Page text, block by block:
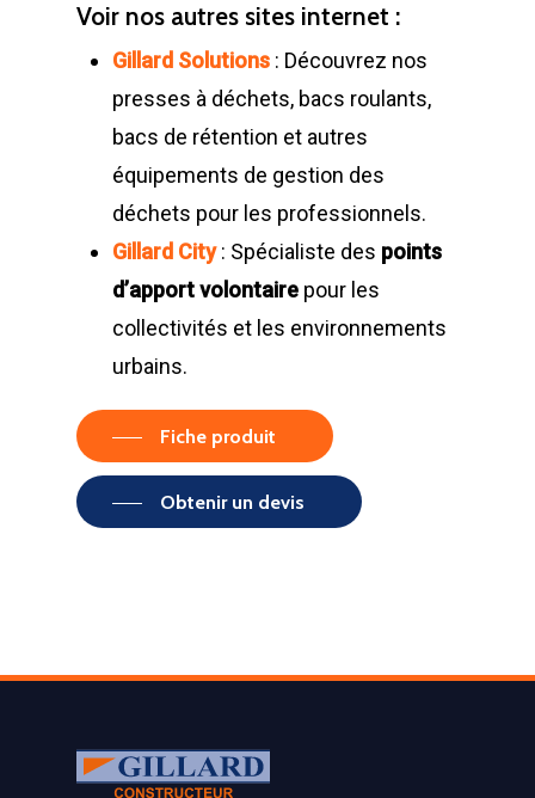
Voir nos autres sites internet :
Gillard Solutions : Découvrez nos
presses à déchets, bacs roulants,
bacs de rétention et autres
équipements de gestion des
déchets pour les professionnels.
Gillard City: Spécialiste des points
d’apport volontaire pour les
collectivités et les environnements
urbains.
Fiche produit
Obtenir un devis